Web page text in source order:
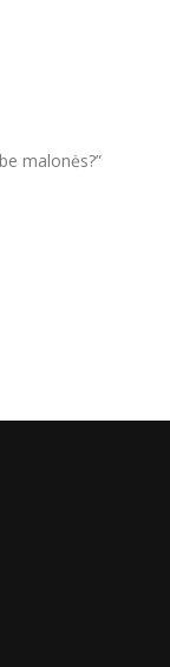
malonės?”